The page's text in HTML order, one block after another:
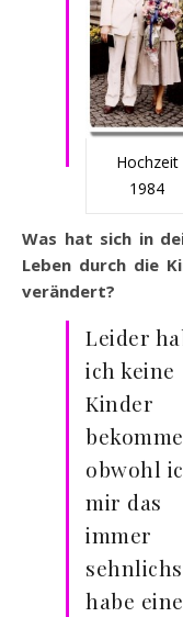
Hochzeit
1984
Was hat sich in
Leben durch die
verändert?
Leider
ich keine
Kinder
obwohl
mir das
immer
habe